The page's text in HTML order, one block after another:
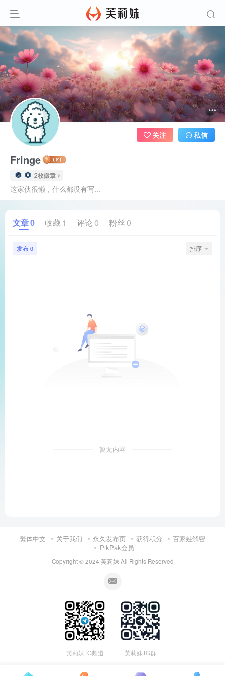
Fringe
2枚徽章
这家伙很懒，什么都没有写...
关注 私信
文章0 收藏 1 评论 0 粉丝 0
发布 0 排序
暂无内容
繁体中文 关于我们 永久发布页 获得积分
百家姓解密
PikPak会员
Copyright © 2024 芙莉妹 All Rights Reserved
芙莉妹TG频道 芙莉妹TG群